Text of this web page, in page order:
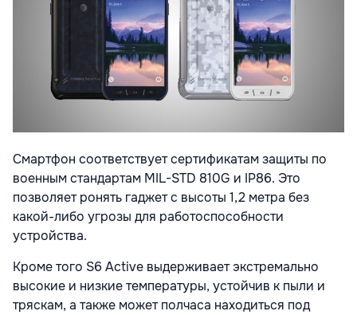
Смартфон соответствует сертификатам защиты по
военным стандартам MIL-STD 810G и IP86. Это
позволяет ронять гаджет с высоты 1,2 метра без
какой-либо угрозы для работоспособности
устройства.
Кроме того S6 Active выдерживает экстремально
высокие и низкие температуры, устойчив к пыли и
тряскам, а также может полчаса находиться под